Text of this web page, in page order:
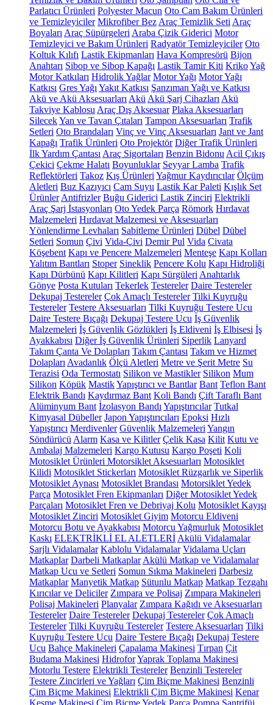
Parlatıcı Ürünleri Polyester Macun Oto Cam Bakım Ürünleri
ve Temizleyiciler Mikrofiber Bez Araç Temizlik Seti Araç
Boyaları Araç Süpürgeleri Araba Çizik Giderici Motor
Temizleyici ve Bakım Ürünleri Radyatör Temizleyiciler Oto
Koltuk Kılıfı Lastik Ekipmanları Hava Kompresörü Bijon
Anahtarı Sibop ve Sibop Kapağı Lastik Tamir Kiti KrikoYağ
Motor Katkıları Hidrolik Yağlar Motor Yağı Motor Yağı
Katkısı Gres Yağı Yakıt Katkısı Şanzıman Yağı ve Katkısı
Akü ve Akü Aksesuarları Akü Akü Şarj Cihazları Akü
Takviye Kablosu Araç Dış Aksesuar Plaka Aksesuarları
SilecekYan ve Tavan Çıtaları Tampon Aksesuarları Trafik
Setleri Oto Brandaları Vinç ve Vinç Aksesuarları Jant ve Jant
Kapağı Trafik Ürünleri Oto Projektör Diğer Trafik Ürünleri
İlk Yardım Çantası Araç Sigortaları Benzin Bidonu Acil Çıkış
Çekici Çekme Halatı Boyunluklar Seyyar Lamba Trafik
Reflektörleri Takoz Kış Ürünleri Yağmur Kaydırıcılar Ölçüm
Aletleri Buz Kazıyıcı Cam Suyu Lastik Kar Paleti Kışlık Set
Ürünler Antifrizler Buğu Giderici Lastik Zinciri Elektrikli
Araç Şarj İstasyonları Oto Yedek Parça Römork Hırdavat
Malzemeleri Hırdavat Malzemesi ve Aksesuarları
Yönlendirme Levhaları Sabitleme Ürünleri Dübel Dübel
Setleri Somun Çivi Vida-Çivi Demir Pul Vida Civata
Köşebent Kapı ve Pencere Malzemeleri Menteşe Kapı Kolları
Yalıtım Bantları Stoper Sineklik Pencere Kolu Kapı Hidroliği
Kapı Dürbünü Kapı Kilitleri Kapı Sürgüleri Anahtarlık
Gönye Posta Kutuları Tekerlek Testereler Daire Testereler
Dekupaj Testereler Çok Amaçlı Testereler Tilki Kuyruğu
Testereler Testere Aksesuarları Tilki Kuyruğu Testere Ucu
Daire Testere Bıçağı Dekupaj Testere Ucu İş Güvenlik
Malzemeleri İş Güvenlik Gözlükleri İş Eldiveni İş Elbisesi İş
Ayakkabısı Diğer İş Güvenlik Ürünleri Siperlik Lanyard
Takım Çanta Ve Dolapları Takım Çantası Takım ve Hizmet
Dolapları Avadanlık Ölçü Aletleri Metre ve Şerit Metre Su
Terazisi Oda Termostatı Silikon ve Mastikler Silikon Mum
Silikon Köpük MastikYapıştırıcı ve Bantlar Bant Teflon Bant
Elektrik Bandı Kaydırmaz Bant Koli Bandı Çift Taraflı Bant
Alüminyum Bant İzolasyon Bandı Yapıştırıcılar Tutkal
Kimyasal Dübeller Japon Yapıştırıcıları Epoksi Hızlı
Yapıştırıcı Merdivenler Güvenlik Malzemeleri Yangın
Söndürücü Alarm Kasa ve Kilitler Çelik Kasa Kilit Kutu ve
Ambalaj Malzemeleri Kargo Kutusu Kargo Poşeti Koli
Motosiklet Ürünleri Motorsiklet Aksesuarları Motosiklet
Kilidi Motosiklet Stickerları Motosiklet Rüzgarlık ve Siperlik
Motosiklet Aynası Motosiklet Brandası Motorsiklet Yedek
Parça Motosiklet Fren Ekipmanları Diğer Motosiklet Yedek
Parçaları Motosiklet Fren ve Debriyaj Kolu Motosiklet Kayışı
Motosiklet Zinciri Motosiklet Giyim Motorcu Eldiveni
Motorcu Botu ve Ayakkabısı Motorcu Yağmurluk Motosiklet
Kaskı ELEKTRİKLİ EL ALETLERİ Akülü Vidalamalar
Şarjlı Vidalamalar Kablolu Vidalamalar Vidalama Uçları
Matkaplar Darbeli Matkaplar Akülü Matkap ve Vidalamalar
Matkap Ucu ve Setleri Somun Sıkma Makineleri Darbesiz
Matkaplar Manyetik Matkap Sütunlu Matkap Matkap Tezgahı
Kırıcılar ve Deliciler Zımpara ve Polisaj Zımpara Makineleri
Polisaj Makineleri Planyalar Zımpara Kağıdı ve Aksesuarları
Testereler Daire Testereler Dekupaj Testereler Çok Amaçlı
Testereler Tilki Kuyruğu Testereler Testere Aksesuarları Tilki
Kuyruğu Testere Ucu Daire Testere Bıçağı Dekupaj Testere
Ucu Bahçe Makineleri Çapalama Makinesi Tırpan Çit
Budama Makinesi HidroforYaprak Toplama Makinesi
Motorlu Testere Elektrikli Testereler Benzinli Testereler
Testere Zincirleri ve Yağları Çim Biçme Makinesi Benzinli
Çim Biçme Makinesi Elektrikli Çim Biçme Makinesi Kenar
Kesme Makinesi Çim Biçme Yedek Parça Pompa Santrifüj